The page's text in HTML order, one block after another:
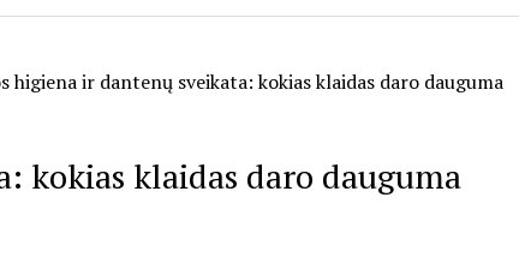
higiena ir dantenų sveikata: kokias klaidas daro dauguma
kokias klaidas daro dauguma